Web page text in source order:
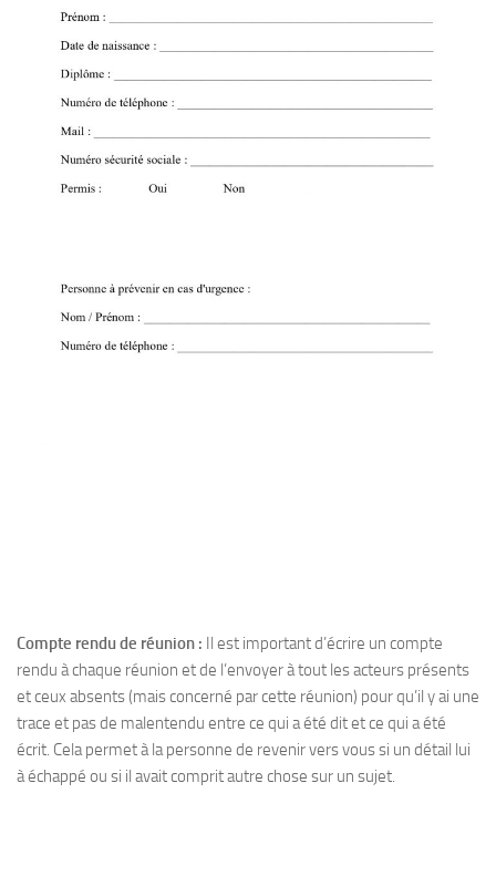
Compte rendu de réunion : Il est important d’écrire un compte
rendu à chaque réunion et de l’envoyer à tout les acteurs présents
et ceux absents (mais concerné par cette réunion) pour qu’il y ai une
trace et pas de malentendu entre ce qui a été dit et ce qui a été
écrit. Cela permet à la personne de revenir vers vous si un détail lui
à échappé ou si il avait comprit autre chose sur un sujet.